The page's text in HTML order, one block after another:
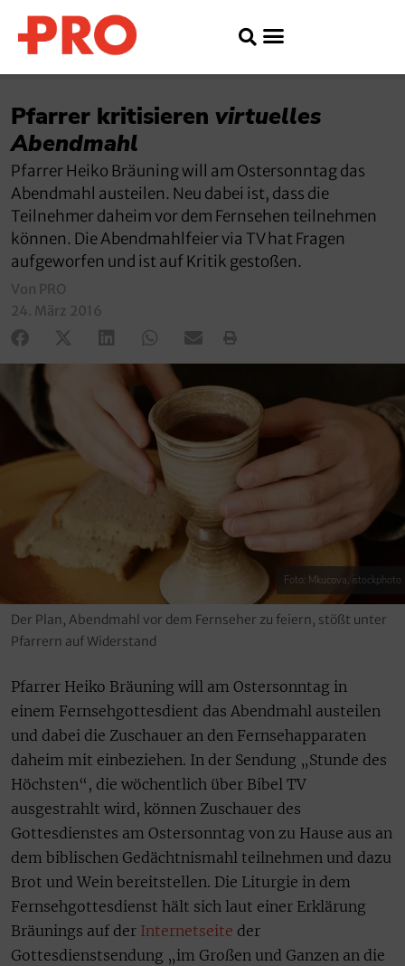
Pfarrer kritisieren virtuelles
Abendmahl
Pfarrer Heiko Bräuning will am Ostersonntag das
Abendmahl austeilen. Neu dabei ist, dass die
Teilnehmer daheim vor dem Fernsehen teilnehmen
können. Die Abendmahlfeier via TV hat Fragen
aufgeworfen und ist auf Kritik gestoßen.
Von PRO
24. März 2016
Foto: Mkucova, istockphoto
Der Plan, Abendmahl vor dem Fernseher zu feiern, stößt unter
Pfarrern auf Widerstand
Pfarrer Heiko Bräuning will am Ostersonntag in
einem Fernsehgottesdient das Abendmahl austeilen
und dabei die Zuschauer an den Fernsehapparaten
daheim mit einbeziehen. In der Sendung „Stunde des
Höchsten“, die wöchentlich über Bibel TV
ausgestrahlt wird, können Zuschauer des
Gottesdienstes am Ostersonntag von zu Hause aus an
dem biblischen Gedächtnismahl teilnehmen und dazu
Brot und Wein bereitstellen. Die Liturgie in dem
Fernsehgottesdienst hält sich laut einer Erklärung
Bräunings auf der Internetseite der
Gottesdienstsendung „im Großen und Ganzen an die